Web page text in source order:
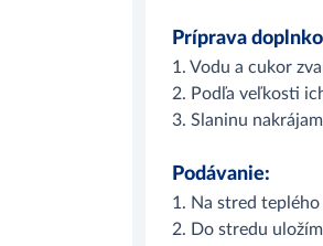
Príprava
1. Vodu a cukor
2. Podľa veľkosti
3. Slaninu
Podávanie:
1. Na stred
2. Do stredu